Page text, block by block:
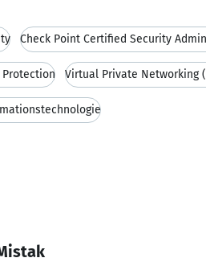
Check Point Certified Security
Virtual Private Networking